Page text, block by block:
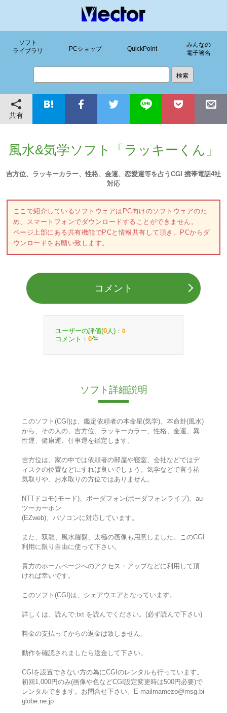
ソフト
ライブラリ
PCショップ QuickPoint
みんなの
電子署名
共有
風水&気学ソフト「ラッキーくん」
吉方位、ラッキーカラー、性格、金運、恋愛運等を占うCGI 携帯電話4社
対応
ここで紹介しているソフトウェアはPC向けのソフトウェアのた
め、スマートフォンでダウンロードすることができません。
ページ上部にある共有機能でPCと情報共有して頂き、PCからダ
ウンロードをお願い致します。
コメント
ユーザーの評価(0 人)： 0
コメント： 0件
ソフト詳細説明
このソフト(CGI)は、鑑定依頼者の本命星(気学)、本命卦(風水)
から、その人の、吉方位、ラッキーカラー、性格、金運、異
性運、健康運、仕事運を鑑定します。
吉方位は、家の中では依頼者の部屋や寝室、会社などではデ
ィスクの位置などにすれば良いでしょう。気学などで言う祐
気取りや、お水取りの方位ではありません。
NTTドコモ(iモード)、ボーダフォン(ボーダフォンライブ)、au
ツーカーホン
(EZweb)、パソコンに対応しています。
また、双龍、風水羅盤、太極の画像も用意しました。このCGI
利用に限り自由に使って下さい。
貴方のホームページへのアクセス・アップなどに利用して頂
ければ幸いです。
このソフト(CGI)は、シェアウエアとなっています。
詳しくは、読んで.txt を読んでください。(必ず読んで下さい)
料金の支払ってからの返金は致しません。
動作を確認されましたら送金して下さい。
CGIを設置できない方の為にCGIのレンタルも行っています。
初回1,000円のみ(画像や色などCGI設定変更時は500円必要)で
レンタルできます。お問合せ下さい。E-mailmamezo@msg.bi
globe.ne.jp